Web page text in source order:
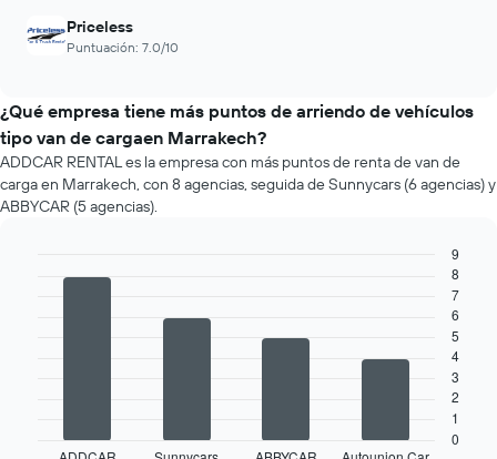
Priceless
Puntuación: 7.0/10
¿Qué empresa tiene más puntos de arriendo de vehículos
tipo van de cargaen Marrakech?
ADDCAR RENTAL es la empresa con más puntos de renta de van de
carga en Marrakech, con 8 agencias, seguida de Sunnycars (6 agencias) y
ABBYCAR (5 agencias).
gráfico
0
1
2
3
4
5
6
7
8
9